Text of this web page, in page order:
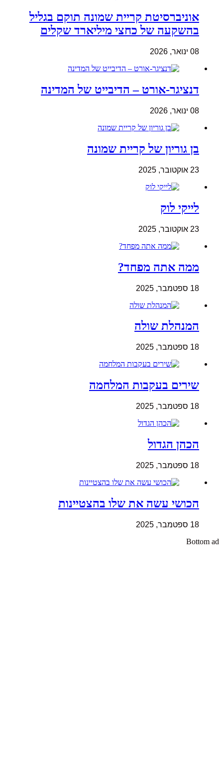
אוניברסיטת קריית שמונה תוקם בגליל
בהשקעה של כחצי מיליארד שקלים
08 ינואר, 2026
דנציגר-אורט – הדיבייט של המדינה
08 ינואר, 2026
בן גוריון של קריית שמונה
23 אוקטובר, 2025
לייקי לוק
23 אוקטובר, 2025
ממה אתה מפחד?
18 ספטמבר, 2025
המנהלת שולה
18 ספטמבר, 2025
שירים בעקבות המלחמה
18 ספטמבר, 2025
הכהן הגדול
18 ספטמבר, 2025
הכושי עשה את שלו בהצטיינות
18 ספטמבר, 2025
Bottom ad